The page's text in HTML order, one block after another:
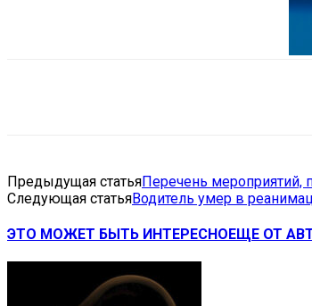
Предыдущая статьяПеречень мероприятий,
Следующая статьяВодитель умер в
ЭТО МОЖЕТ БЫТЬ ИНТЕРЕСНОЕЩЕ ОТ